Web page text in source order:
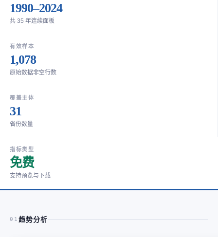
1990–2024
共 35 年连续面板
有效样本
1,078
原始数据非空行数
覆盖主体
31
省份数量
指标类型
免费
支持预览与下载
01 趋势分析